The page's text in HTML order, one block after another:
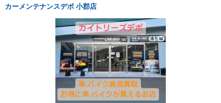
カーメンテナンスデポ 小郡店